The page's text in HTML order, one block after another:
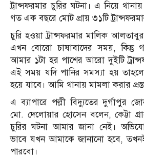
ট্রান্সফরমার চুরির ঘটনা। এ নিয়ে
গত এক বছরে মোট প্রায় ৩১টি
চুরি হওয়া ট্রান্সফরমার মালিক
এখন বোরো চাষাবাদের সময়, কিন্তু
আমার ১টা হর পাশের আরো দুইটি
এই সময় যদি পানির সমস্যা হয়
হয়ে যাবে। আমি থানায় মামলা করার
এ ব্যাপারে পল্লী বিদ্যুতের দুর্গাপুর
মো. দেলোয়ার হোসেন বলেন, কেট্টা
চুরির ঘটনা আমার জানা নেই।
ভাবে যখন আমাকে জানানো হবে,
পারবো।